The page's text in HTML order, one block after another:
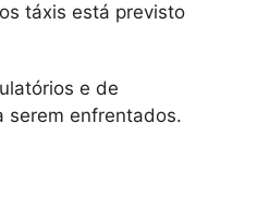
táxis está previsto
e de
serem enfrentados.